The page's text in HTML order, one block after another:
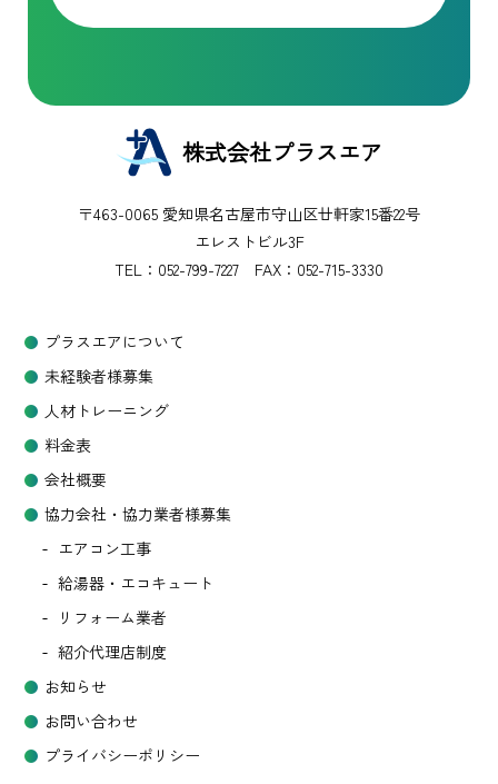
株式会社プラスエア
〒463-0065 愛知県名古屋市守山区廿軒家15番22号
エレストビル3F
TEL： 052-799-7227 FAX：052-715-3330
プラスエアについて
未経験者様募集
人材トレーニング
料金表
会社概要
協力会社・協力業者様募集
エアコン工事
給湯器・エコキュート
リフォーム業者
紹介代理店制度
お知らせ
お問い合わせ
プライバシーポリシー